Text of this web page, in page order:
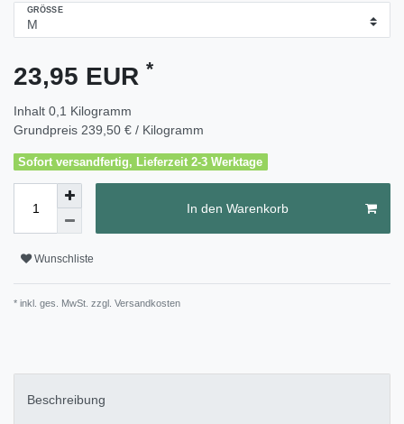
GRÖSSE
23,95 EUR *
Inhalt 0,1 Kilogramm
Grundpreis 239,50 € / Kilogramm
Sofort versandfertig, Lieferzeit 2-3 Werktage
In den Warenkorb
Wunschliste
* inkl. ges. MwSt. zzgl. Versandkosten
Beschreibung